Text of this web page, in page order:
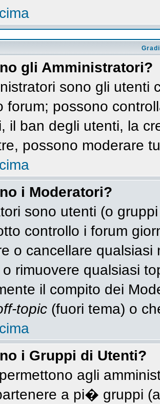
gli Amministratori?
sono gli
forum; possono
il ban degli utenti, la
possono moderare
i Moderatori?
sono utenti (o
controllo i forum
o cancellare
rimuovere qualsiasi
il compito dei
topic (fuori tema) o
i Gruppi di Utenti?
agli
a pi� gruppi